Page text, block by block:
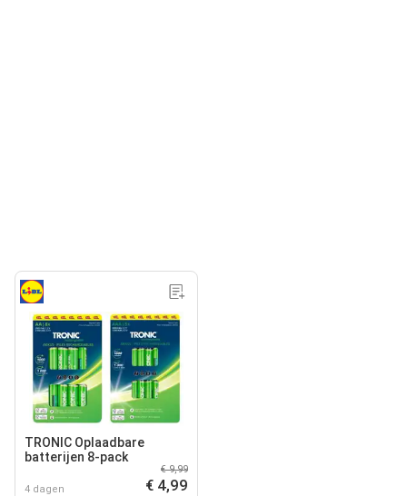
TRONIC Oplaadbare
batterijen 8-pack
4 dagen
€ 9,99
€ 4,99